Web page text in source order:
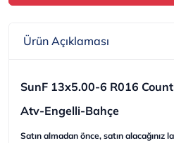
Ürün Açıklaması
SunF 13x5.00-6 R016
Atv-Engelli-Bahçe
Satın almadan önce, satın